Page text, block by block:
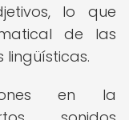
lo que
de las
en la